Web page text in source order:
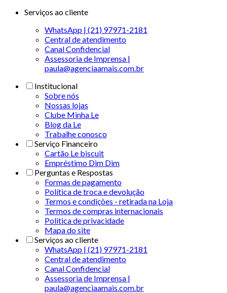
Serviços ao cliente
WhatsApp | (21) 97971-2181
Central de atendimento
Canal Confidencial
Assessoria de Imprensa |
paula@agenciaamais.com.br
Institucional
Sobre nós
Nossas lojas
Clube Minha Le
Blog da Le
Trabalhe conosco
Serviço Financeiro
Cartão Le biscuit
Empréstimo Dim Dim
Perguntas e Respostas
Formas de pagamento
Política de troca e devolução
Termos e condições - retirada na Loja
Termos de compras internacionais
Politica de privacidade
Mapa do site
Serviços ao cliente
WhatsApp | (21) 97971-2181
Central de atendimento
Canal Confidencial
Assessoria de Imprensa |
paula@agenciaamais.com.br